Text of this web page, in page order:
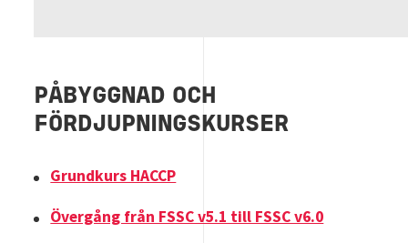
PÅBYGGNAD OCH
FÖRDJUPNINGSKURSER
Grundkurs HACCP
Övergång från FSSC v5.1 till FSSC v6.0